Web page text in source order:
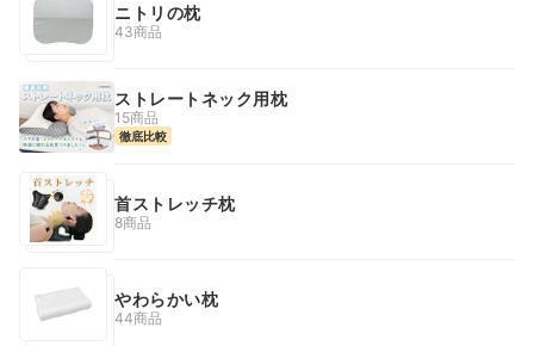
ニトリの枕
43商品
ストレートネック用枕
15商品
徹底比較
首ストレッチ枕
8商品
やわらかい枕
44商品